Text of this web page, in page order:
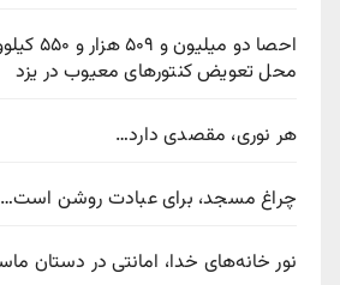
احصا دو
محل تعویض کنتورهای معیوب در یزد
هر نوری، مقصدی دارد…
چراغ مسجد، برای عبادت روشن است…
نور خانه‌های خدا، امانتی در دستان